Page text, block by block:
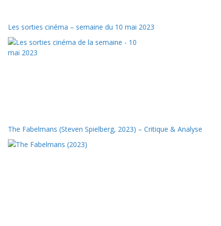
Les sorties cinéma – semaine du 10 mai 2023
The Fabelmans (Steven Spielberg, 2023) – Critique & Analyse